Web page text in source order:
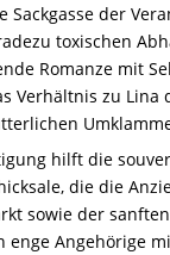
Sackgasse der
toxischen
Romanze mit
Verhältnis zu
hilft die
die die
sowie der
Angehörige